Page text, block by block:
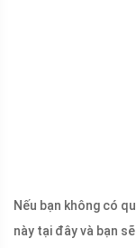
Nếu bạn không có
này tại đây và bạn